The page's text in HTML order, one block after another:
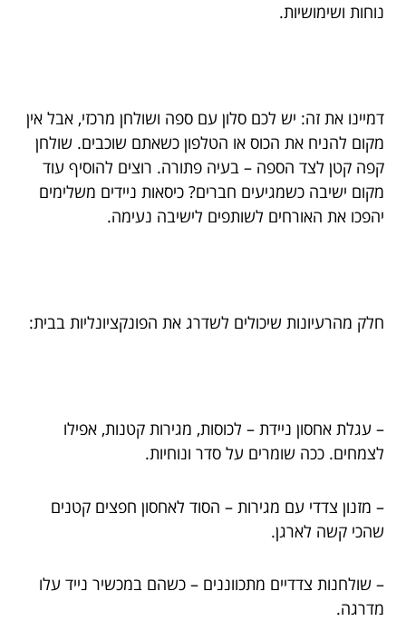
נוחות ושימושיות.
דמיינו את זה: יש לכם סלון עם ספה ושולחן מרכזי, אבל אין
מקום להניח את הכוס או הטלפון כשאתם שוכבים. שולחן
קפה קטן לצד הספה – בעיה פתורה. רוצים להוסיף עוד
מקום ישיבה כשמגיעים חברים? כיסאות ניידים משלימים
יהפכו את האורחים לשותפים לישיבה נעימה.
חלק מהרעיונות שיכולים לשדרג את הפונקציונליות בבית:
– עגלת אחסון ניידת – לכוסות, מגירות קטנות, אפילו
לצמחים. ככה שומרים על סדר ונוחיות.
– מזנון צדדי עם מגירות – הסוד לאחסון חפצים קטנים
שהכי קשה לארגן.
– שולחנות צדדיים מתכווננים – כשהם במכשיר נייד עלו
מדרגה.